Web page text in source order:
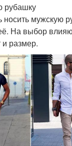
рубашку
носить мужскую
На выбор
и размер.